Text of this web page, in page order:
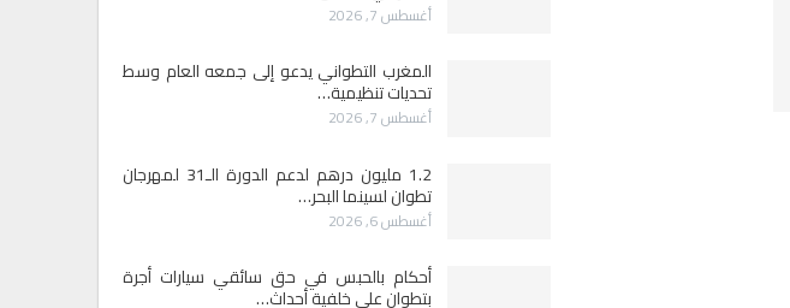
أغسطس 7, 2026
المغرب التطواني يدعو إلى جمعه العام وسط
تحديات تنظيمية…
أغسطس 7, 2026
1.2 مليون درهم لدعم الدورة الـ31 لمهرجان
تطوان لسينما البحر…
أغسطس 6, 2026
أحكام بالحبس في حق سائقي سيارات أجرة
بتطوان على خلفية أحداث…